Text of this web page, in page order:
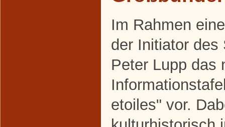
Im Rahmen
der Initiator des
Peter Lupp das
etoiles" vor.